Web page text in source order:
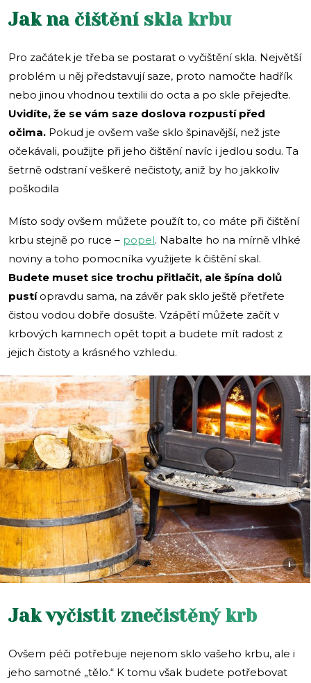
Jak na čištění skla krbu
Pro začátek je třeba se postarat o vyčištění skla. Největší
problém u něj představují saze, proto namočte hadřík
nebo jinou vhodnou textilii do octa a po skle přejeďte.
Uvidíte, že se vám saze doslova rozpustí před
očima. Pokud je ovšem vaše sklo špinavější, než jste
očekávali, použijte při jeho čištění navíc i jedlou sodu. Ta
šetrně odstraní veškeré nečistoty, aniž by ho jakkoliv
poškodila
Místo sody ovšem můžete použít to, co máte při čištění
krbu stejně po ruce – popel. Nabalte ho na mírně vlhké
noviny a toho pomocníka využijete k čištění skal.
Budete muset sice trochu přitlačit, ale špína dolů
pustíopravdu sama, na závěr pak sklo ještě přetřete
čistou vodou dobře dosušte. Vzápětí můžete začít v
krbových kamnech opět topit a budete mít radost z
jejich čistoty a krásného vzhledu.
i
Jak vyčistit znečistěný krb
Ovšem péči potřebuje nejenom sklo vašeho krbu, ale i
jeho samotné „tělo.“ K tomu však budete potřebovat